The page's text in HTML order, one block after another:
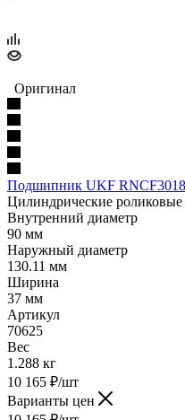
Оригинал
Подшипник UKF
Цилиндрические
Внутренний диаметр
90 мм
Наружный диаметр
130.11 мм
Ширина
37 мм
Артикул
70625
Вес
1.288 кг
10 165 ₽/шт
Варианты цен